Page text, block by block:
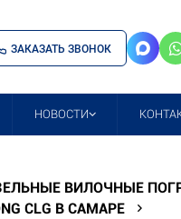
ЗАКАЗАТЬ ЗВОНОК
НОВОСТИ
ВИЛОЧНЫЕ
CLG В САМАРЕ